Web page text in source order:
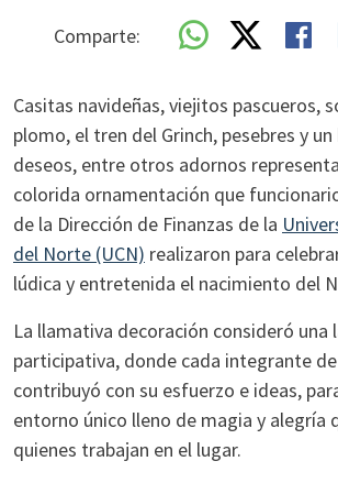
Comparte:
Casitas navideñas, viejitos pascueros,
plomo, el tren del Grinch, pesebres y
deseos, entre otros adornos
colorida ornamentación que
de la Dirección de Finanzas de la
del Norte (UCN) realizaron para
lúdica y entretenida el nacimiento del
La llamativa decoración consideró una
participativa, donde cada integrante
contribuyó con su esfuerzo e ideas,
entorno único lleno de magia y alegría
quienes trabajan en el lugar.